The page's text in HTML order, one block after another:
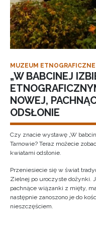
MUZEUM ETNOGRAFICZNE
„W BABCINEJ
NOWEJ,
ODSŁONIE
Czy znacie wystawę „W
Tarnowie? Teraz możecie
kwiatami odsłonie.
Przeniesiecie się w świat
Zielnej po uroczyste dożynki.
pachnące wiązanki z mięty,
następnie zanoszono je do
nieszczęściem.